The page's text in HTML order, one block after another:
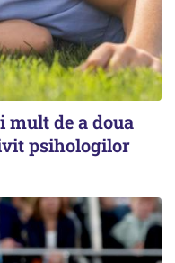
mult de a doua
psihologilor